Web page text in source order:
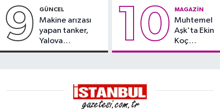
9 GÜNCEL
Makine arızası
yapan tanker,
Yalova
Demirleme
10 MAGAZIN
Muhtemel
Aşk'ta Ekin
Koç
damgası